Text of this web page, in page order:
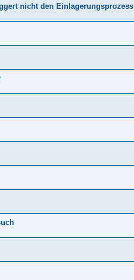
nicht den Einlagerungsprozess